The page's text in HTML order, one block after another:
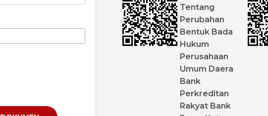
Tentang
Perubahan
Bentuk Badan
Hukum
Perusahaan
Umum Daerah
Bank
Perkreditan
Rakyat Bank